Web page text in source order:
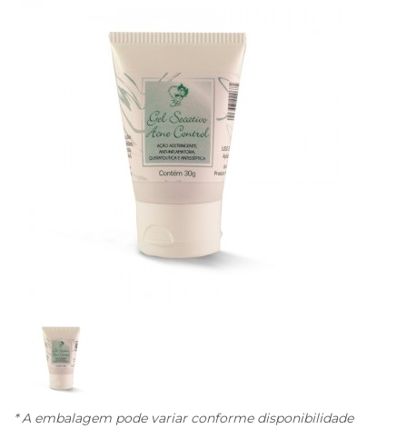
* A embalagem pode variar conforme disponibilidade